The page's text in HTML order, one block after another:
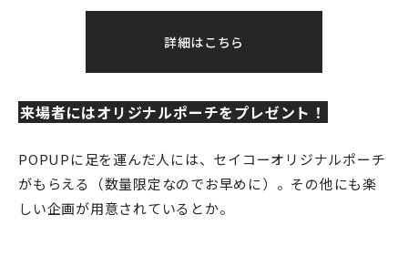
詳細はこちら
来場者にはオリジナルポーチをプレゼント！
POPUPに足を運んだ人には、セイコーオリジナルポーチ
がもらえる（数量限定なのでお早めに）。その他にも楽
しい企画が用意されているとか。